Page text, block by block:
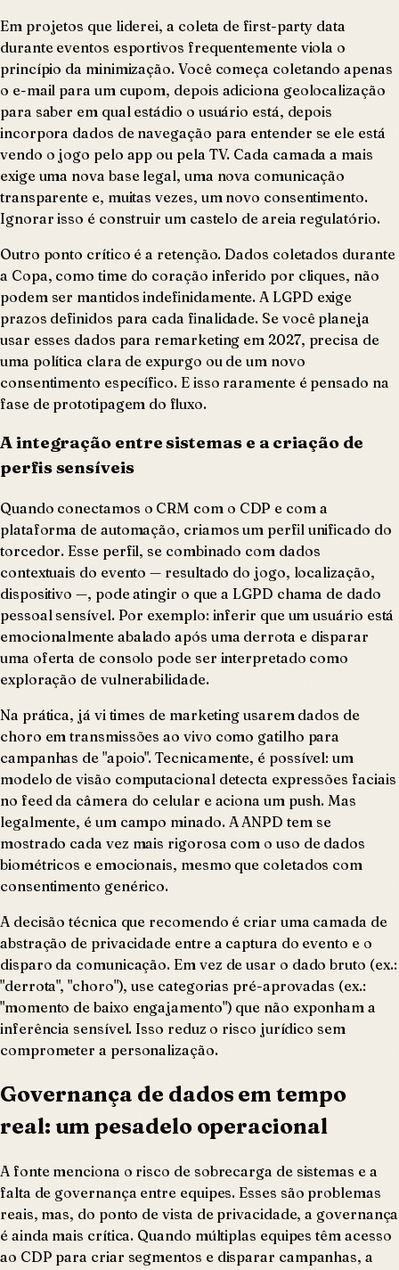
Em projetos que liderei, a coleta de first-party data
durante eventos esportivos frequentemente viola o
princípio da minimização. Você começa coletando apenas
o e-mail para um cupom, depois adiciona geolocalização
para saber em qual estádio o usuário está, depois
incorpora dados de navegação para entender se ele está
vendo o jogo pelo app ou pela TV. Cada camada a mais
exige uma nova base legal, uma nova comunicação
transparente e, muitas vezes, um novo consentimento.
Ignorar isso é construir um castelo de areia regulatório.
Outro ponto crítico é a retenção. Dados coletados durante
a Copa, como time do coração inferido por cliques, não
podem ser mantidos indefinidamente. A LGPD exige
prazos definidos para cada finalidade. Se você planeja
usar esses dados para remarketing em 2027, precisa de
uma política clara de expurgo ou de um novo
consentimento específico. E isso raramente é pensado na
fase de prototipagem do fluxo.
A integração entre sistemas e a criação de
perfis sensíveis
Quando conectamos o CRM com o CDP e com a
plataforma de automação, criamos um perfil unificado do
torcedor. Esse perfil, se combinado com dados
contextuais do evento — resultado do jogo, localização,
dispositivo —, pode atingir o que a LGPD chama de dado
pessoal sensível. Por exemplo: inferir que um usuário está
emocionalmente abalado após uma derrota e disparar
uma oferta de consolo pode ser interpretado como
exploração de vulnerabilidade.
Na prática, já vi times de marketing usarem dados de
choro em transmissões ao vivo como gatilho para
campanhas de "apoio". Tecnicamente, é possível: um
modelo de visão computacional detecta expressões faciais
no feed da câmera do celular e aciona um push. Mas
legalmente, é um campo minado. A ANPD tem se
mostrado cada vez mais rigorosa com o uso de dados
biométricos e emocionais, mesmo que coletados com
consentimento genérico.
A decisão técnica que recomendo é criar uma camada de
abstração de privacidade entre a captura do evento e o
disparo da comunicação. Em vez de usar o dado bruto (ex.:
"derrota", "choro"), use categorias pré-aprovadas (ex.:
"momento de baixo engajamento") que não exponham a
inferência sensível. Isso reduz o risco jurídico sem
comprometer a personalização.
Governança de dados em tempo
real: um pesadelo operacional
A fonte menciona o risco de sobrecarga de sistemas e a
falta de governança entre equipes. Esses são problemas
reais, mas, do ponto de vista de privacidade, a governança
é ainda mais crítica. Quando múltiplas equipes têm acesso
ao CDP para criar segmentos e disparar campanhas, a